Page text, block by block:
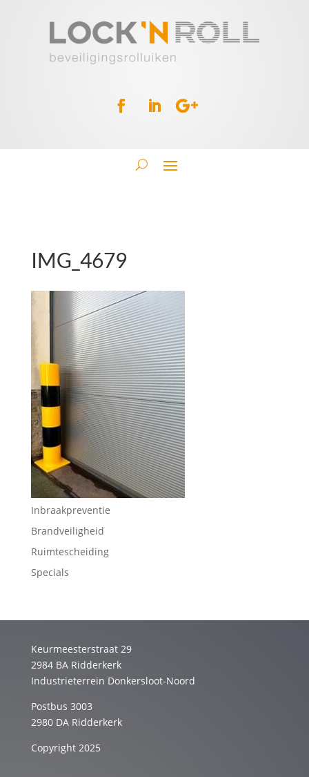
IMG_4679
Inbraakpreventie
Brandveiligheid
Ruimtescheiding
Specials
Keurmeesterstraat 29
2984 BA Ridderkerk
Industrieterrein Donkersloot-Noord
Postbus 3003
2980 DA Ridderkerk
Copyright 2025